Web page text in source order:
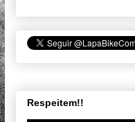
Respeitem!!